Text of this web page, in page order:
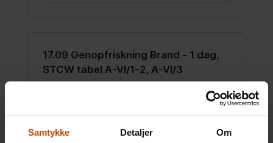
Samtykke Detaljer Om